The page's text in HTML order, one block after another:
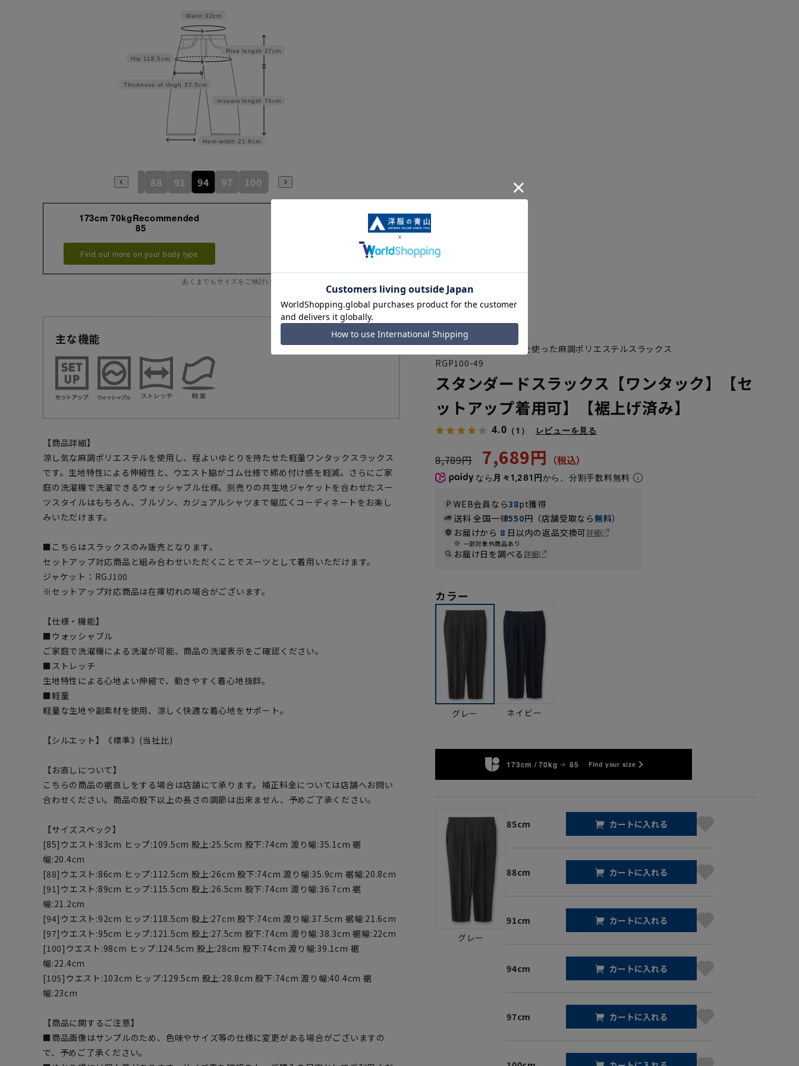
Inseam length 74cm
Rise length 27cm
Hem width 21.6cm
Thickness of thigh 37.5cm
Hip 118.5cm
Waist 92cm
85 88 91 94 97 100 105
173cm 70kgRecommended
85
Find out more on your body type
あくまでもサイズをご検討いただく際の目安となります。
主な機能 機能一覧
【商品詳細】
涼し気な麻調ポリエステルを使用し、程よいゆとりを持たせた軽量ワンタックスラックス
です。生地特性による伸縮性と、ウエスト脇がゴム仕様で締め付け感を軽減。さらにご家
庭の洗濯機で洗濯できるウォッシャブル仕様。別売りの共生地ジャケットを合わせたスー
ツスタイルはもちろん、ブルゾン、カジュアルシャツまで幅広くコーディネートをお楽し
みいただけます。
■こちらはスラックスのみ販売となります。
セットアップ対応商品と組み合わせいただくことでスーツとして着用いただけます。
ジャケット：RGJ100
※セットアップ対応商品は在庫切れの場合がございます。
【仕様・機能】
■ウォッシャブル
ご家庭で洗濯機による洗濯が可能、商品の洗濯表示をご確認ください。
■ストレッチ
生地特性による心地よい伸縮で、動きやすく着心地抜群。
■軽量
軽量な生地や副素材を使用、涼しく快適な着心地をサポート。
【シルエット】《標準》(当社比)
【お直しについて】
こちらの商品の裾直しをする場合は店舗にて承ります。補正料金については店舗へお問い
合わせください。商品の股下以上の長さの調節は出来ません、予めご了承ください。
【サイズスペック】
[85]ウエスト:83cm ヒップ:109.5cm 股上:25.5cm 股下:74cm 渡り幅:35.1cm 裾
幅:20.4cm
[88]ウエスト:86cm ヒップ:112.5cm 股上:26cm 股下:74cm 渡り幅:35.9cm 裾幅:20.8cm
[91]ウエスト:89cm ヒップ:115.5cm 股上:26.5cm 股下:74cm 渡り幅:36.7cm 裾
幅:21.2cm
[94]ウエスト:92cm ヒップ:118.5cm 股上:27cm 股下:74cm 渡り幅:37.5cm 裾幅:21.6cm
[97]ウエスト:95cm ヒップ:121.5cm 股上:27.5cm 股下:74cm 渡り幅:38.3cm 裾幅:22cm
[100]ウエスト:98cm ヒップ:124.5cm 股上:28cm 股下:74cm 渡り幅:39.1cm 裾
幅:22.4cm
[105]ウエスト:103cm ヒップ:129.5cm 股上:28.8cm 股下:74cm 渡り幅:40.4cm 裾
幅:23cm
【商品に関するご注意】
■商品画像はサンプルのため、色味やサイズ等の仕様に変更がある場合がございますの
で、予めご了承ください。
薄くて柔らかい副資材を使った麻調ポリエステルスラックス
RGP100-49
スタンダードスラックス【ワンタック】【セ
ットアップ着用可】【裾上げ済み】
4.0 （1） レビューを見る
8,789円 7,689円
なら 月々1,281円から。分割手数料無料
WEB会員なら38pt獲得
送料 全国一律550円（店舗受取なら無料）
お届けから 8 日以内の返品交換可詳細
一部対象外商品あり
お届け日を調べる詳細
カラー
グレー ネイビー
173cm / 70kg 85 Find your size
グレー
85cm カートに入れる
88cm カートに入れる
91cm カートに入れる
94cm カートに入れる
97cm カートに入れる